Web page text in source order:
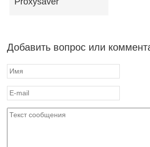
Добавить вопрос или